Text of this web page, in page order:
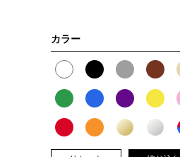
カラー